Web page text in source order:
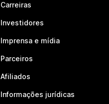
Carreiras
Investidores
Imprensa e mídia
Parceiros
Afiliados
Informações jurídicas